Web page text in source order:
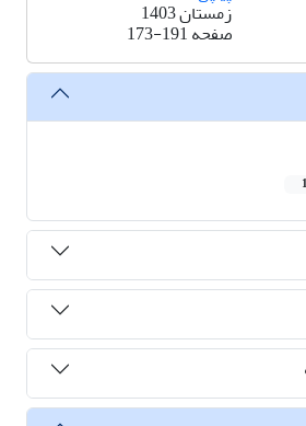
زمستان 1403
صفحه173-191